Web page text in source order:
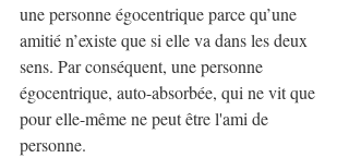
une personne égocentrique parce qu’une
amitié n’existe que si elle va dans les deux
sens. Par conséquent, une personne
égocentrique, auto-absorbée, qui ne vit que
pour elle-même ne peut être l'ami de
personne.